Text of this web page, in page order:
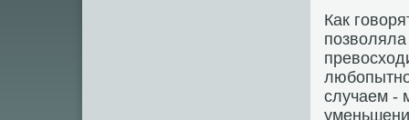
Как
случаем -